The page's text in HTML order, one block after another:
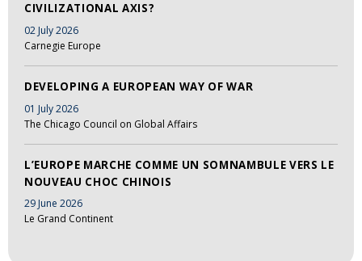
CIVILIZATIONAL AXIS?
02 July 2026
Carnegie Europe
DEVELOPING A EUROPEAN WAY OF WAR
01 July 2026
The Chicago Council on Global Affairs
L’EUROPE MARCHE COMME UN SOMNAMBULE VERS LE
NOUVEAU CHOC CHINOIS
29 June 2026
Le Grand Continent